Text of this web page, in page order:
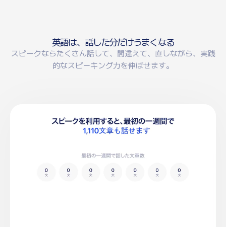
中文 – 繁體 繁體中文 (HK)
英語は、 話した分だけうまくなる
スピークならたくさん話して、間違えて、直しながら、実践
的なスピーキング力を伸ばせます。